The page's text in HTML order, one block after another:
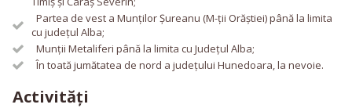
Partea de vest a Munților Șureanu (M-ții Orăștiei) până la limita
cu județul Alba;
Munții Metaliferi până la limita cu Județul Alba;
În toată jumătatea de nord a județului Hunedoara, la nevoie.
Activități